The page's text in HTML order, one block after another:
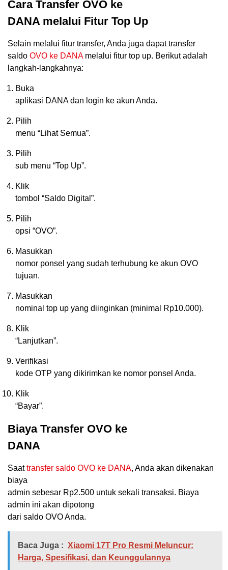
Cara Transfer OVO ke
DANA melalui Fitur Top Up
Selain melalui fitur transfer, Anda juga dapat transfer
saldo OVO ke DANAmelalui fitur top up. Berikut adalah
langkah-langkahnya:
Buka
aplikasi DANA dan login ke akun Anda.
Pilih
menu “Lihat Semua”.
Pilih
sub menu “Top Up”.
Klik
tombol “Saldo Digital”.
Pilih
opsi “OVO”.
Masukkan
nomor ponsel yang sudah terhubung ke akun OVO
tujuan.
Masukkan
nominal top up yang diinginkan (minimal Rp10.000).
Klik
“Lanjutkan”.
Verifikasi
kode OTP yang dikirimkan ke nomor ponsel Anda.
Klik
“Bayar”.
Biaya Transfer OVO ke
DANA
Saattransfer saldo OVO ke DANA, Anda akan dikenakan
biaya
admin sebesar Rp2.500 untuk sekali transaksi. Biaya
admin ini akan dipotong
dari saldo OVO Anda.
Baca Juga : Xiaomi 17T Pro Resmi Meluncur:
Harga, Spesifikasi, dan Keunggulannya